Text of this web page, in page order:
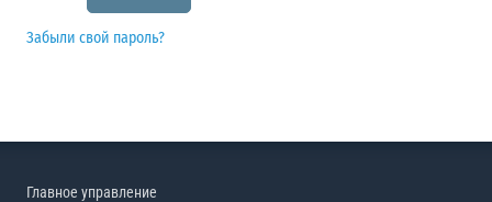
Забыли свой пароль?
Главное управление